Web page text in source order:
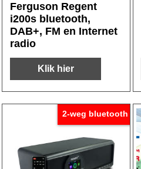
Ferguson Regent
i200s bluetooth,
DAB+, FM en Internet
radio
Klik hier
2-weg bluetooth